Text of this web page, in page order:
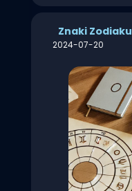
Znaki Zodiaku
2024-07-20